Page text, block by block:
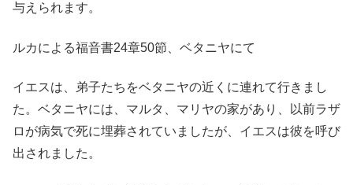
与えられます。
ルカによる福音書24章50節、ベタニヤにて
イエスは、弟子たちをベタニヤの近くに連れて行きまし
た。ベタニヤには、マルタ、マリヤの家があり、以前ラザ
ロが病気で死に埋葬されていましたが、イエスは彼を呼び
出されました。